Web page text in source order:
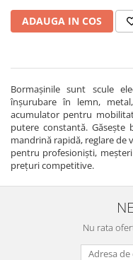
Unelte pentru grădină
Motoforeze și Burghie de
Ventilatoare
ADAUGA IN COS
Bormașinile sunt scule
înșurubare în lemn,
acumulator pentru
putere constantă.
mandrină rapidă, reglare de
pentru profesioniști,
prețuri competitive.
Nu rata